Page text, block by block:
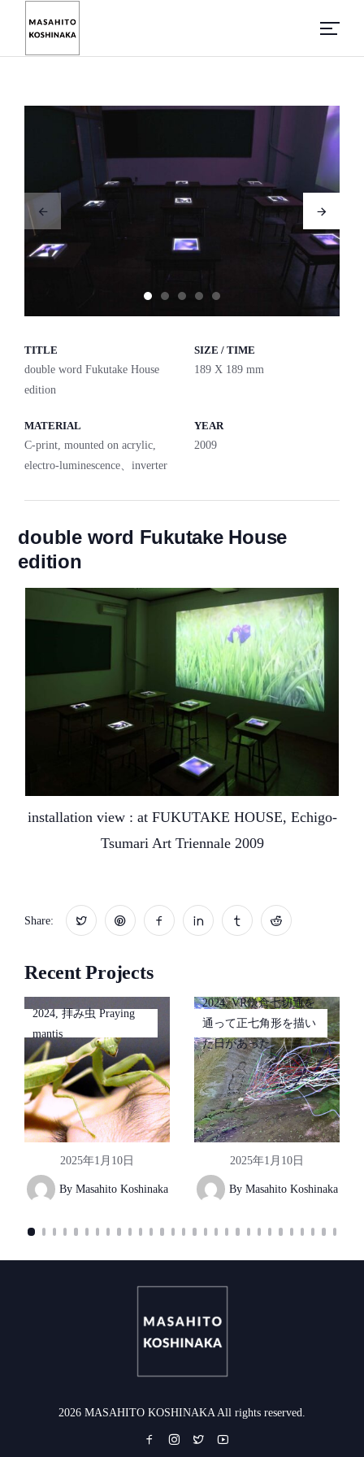
TITLE
double word Fukutake House
edition
SIZE / TIME
189 X 189 mm
MATERIAL
C-print, mounted on acrylic,
electro-luminescence、inverter
YEAR
2009
double word Fukutake House
edition
installation view : at FUKUTAKE HOUSE, Echigo-
Tsumari Art Triennale 2009
Share:
Recent Projects
2024, 拝み虫 Praying
mantis
2025年1月10日
By Masahito Koshinaka
2024, VR鎌倉七切通を
通って正七角形を描い
た日があった
2025年1月10日
By Masahito Koshinaka
2026 MASAHITO KOSHINAKA All rights reserved.